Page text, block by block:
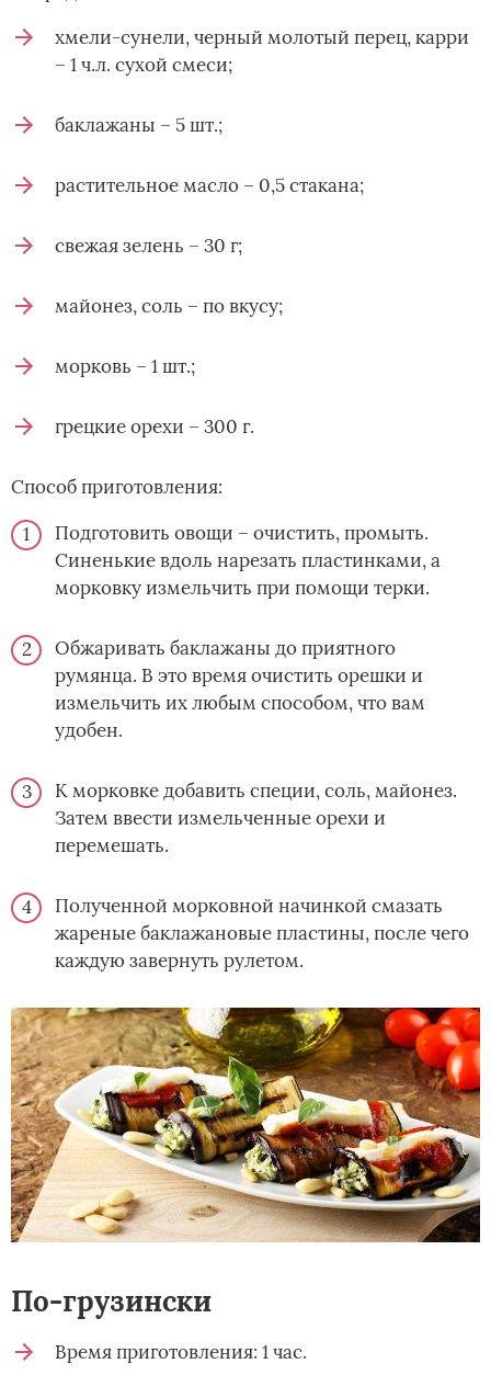
хмели-сунели, черный молотый перец, карри
– 1 ч.л. сухой смеси;
баклажаны – 5 шт.;
растительное масло – 0,5 стакана;
свежая зелень – 30 г;
майонез, соль – по вкусу;
морковь – 1 шт.;
грецкие орехи – 300 г.
Способ приготовления:
Подготовить овощи – очистить, промыть.
Синенькие вдоль нарезать пластинками, а
морковку измельчить при помощи терки.
Обжаривать баклажаны до приятного
румянца. В это время очистить орешки и
измельчить их любым способом, что вам
удобен.
К морковке добавить специи, соль, майонез.
Затем ввести измельченные орехи и
перемешать.
Полученной морковной начинкой смазать
жареные баклажановые пластины, после чего
каждую завернуть рулетом.
По-грузински
Время приготовления: 1 час.